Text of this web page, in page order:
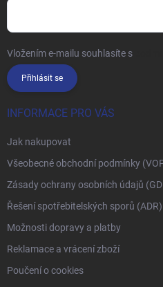
Vložením e-mailu souhlasíte s
Přihlásit se
INFORMACE PRO VÁS
Jak nakupovat
Všeobecné obchodní podmínky
Zásady ochrany osobních údajů
Řešení spotřebitelských sporů (ADR)
Možnosti dopravy a platby
Reklamace a vrácení zboží
Poučení o cookies